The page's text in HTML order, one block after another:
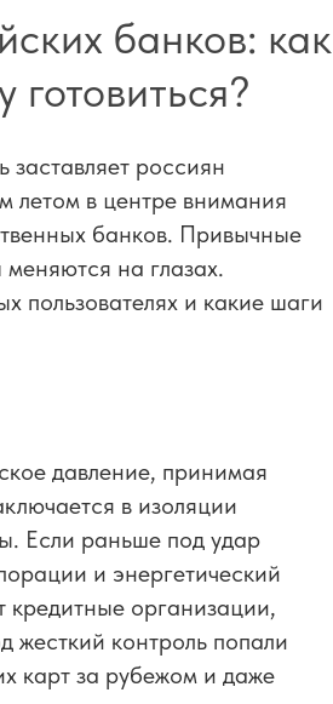
банков: как
россиян
летом в центре внимания
банков. Привычные
на глазах.
пользователях и какие шаги
давление, принимая
в изоляции
Если раньше под удар
и энергетический
кредитные организации,
контроль попали
карт за рубежом и даже